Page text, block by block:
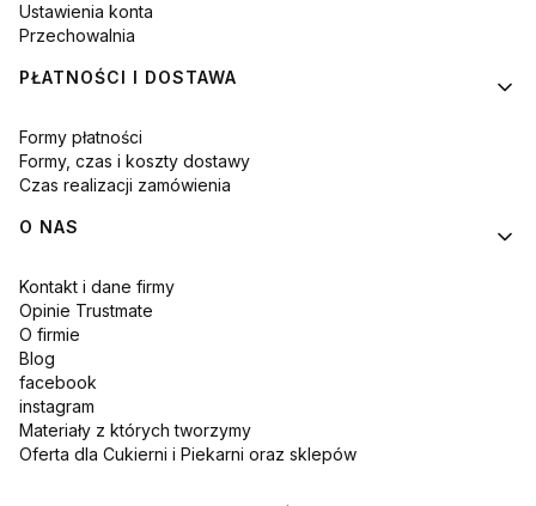
Ustawienia konta
Przechowalnia
PŁATNOŚCI I DOSTAWA
Formy płatności
Formy, czas i koszty dostawy
Czas realizacji zamówienia
O NAS
Kontakt i dane firmy
Opinie Trustmate
O firmie
Blog
facebook
instagram
Materiały z których tworzymy
Oferta dla Cukierni i Piekarni oraz sklepów